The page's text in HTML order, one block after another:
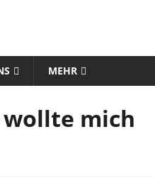
MEHR
wollte mich